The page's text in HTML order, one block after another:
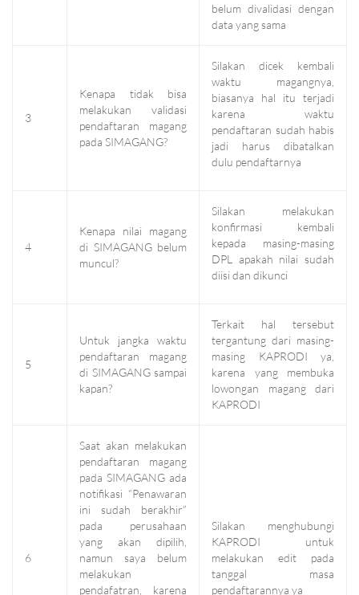
belum divalidasi dengan
data yang sama
3
Kenapa tidak bisa
melakukan validasi
pendaftaran magang
pada SIMAGANG?
Silakan dicek kembali
waktu magangnya,
biasanya hal itu terjadi
karena waktu
pendaftaran sudah habis
jadi harus dibatalkan
dulu pendaftarnya
4
Kenapa nilai magang
di SIMAGANG belum
muncul?
Silakan melakukan
konfirmasi kembali
kepada masing-masing
DPL apakah nilai sudah
diisi dan dikunci
5
Untuk jangka waktu
pendaftaran magang
di SIMAGANG sampai
kapan?
Terkait hal tersebut
tergantung dari masing-
masing KAPRODI ya,
karena yang membuka
lowongan magang dari
KAPRODI
6
Saat akan melakukan
pendaftaran magang
pada SIMAGANG ada
notifikasi “Penawaran
ini sudah berakhir”
pada perusahaan
yang akan dipilih,
namun saya belum
melakukan
pendafatran, karena
Silakan menghubungi
KAPRODI untuk
melakukan edit pada
tanggal masa
pendaftarannya ya